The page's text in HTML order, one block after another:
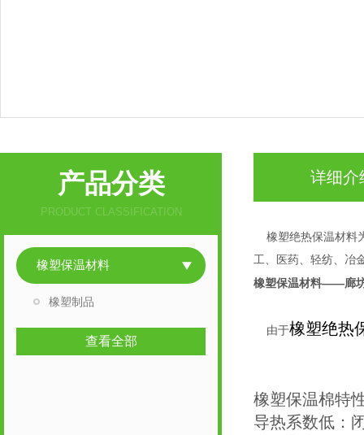
产品分类
PRODUCT CLASSIFICATION
橡塑保温材料
橡塑制品
查看全部
详细介
橡塑绝热保温材料
工、医药、轻纺、冶
橡塑保温材料——廊
由于橡塑绝热
橡塑保温棉特
导热系数低：